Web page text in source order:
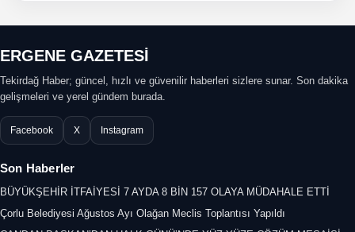
ERGENE GAZETESİ
Tekirdağ Haber; güncel, hızlı ve güvenilir haberleri sizlere sunar. Son dakika
gelişmeleri ve yerel gündem burada.
Facebook X Instagram
Son Haberler
BÜYÜKŞEHİR İTFAİYESİ 7 AYDA 8 BİN 157 OLAYA MÜDAHALE ETTİ
Çorlu Belediyesi Ağustos Ayı Olağan Meclis Toplantısı Yapıldı